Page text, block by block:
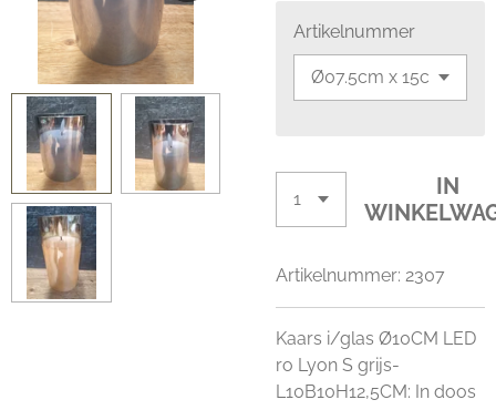
Artikelnummer
IN
Artikelnummer: 2307
Kaars i/glas Ø10CM LED
ro Lyon S grijs-
L10B10H12,5CM: In doos